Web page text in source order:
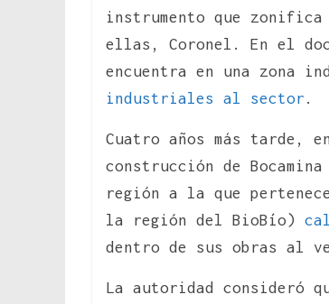
instrumento que zonifica
ellas, Coronel. En el
encuentra en una zona
industriales al sector .
Cuatro años más tarde,
construcción de
región a la que
la región del BioBío)
dentro de sus obras al
La autoridad consideró